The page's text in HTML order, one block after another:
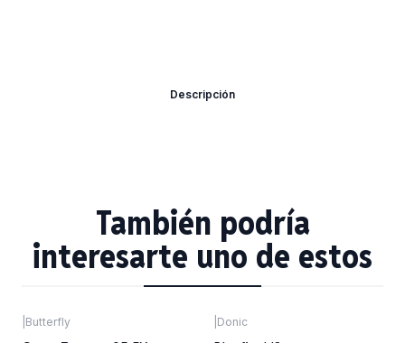
Descripción
También podría
interesarte uno de estos
Butterfly Donic